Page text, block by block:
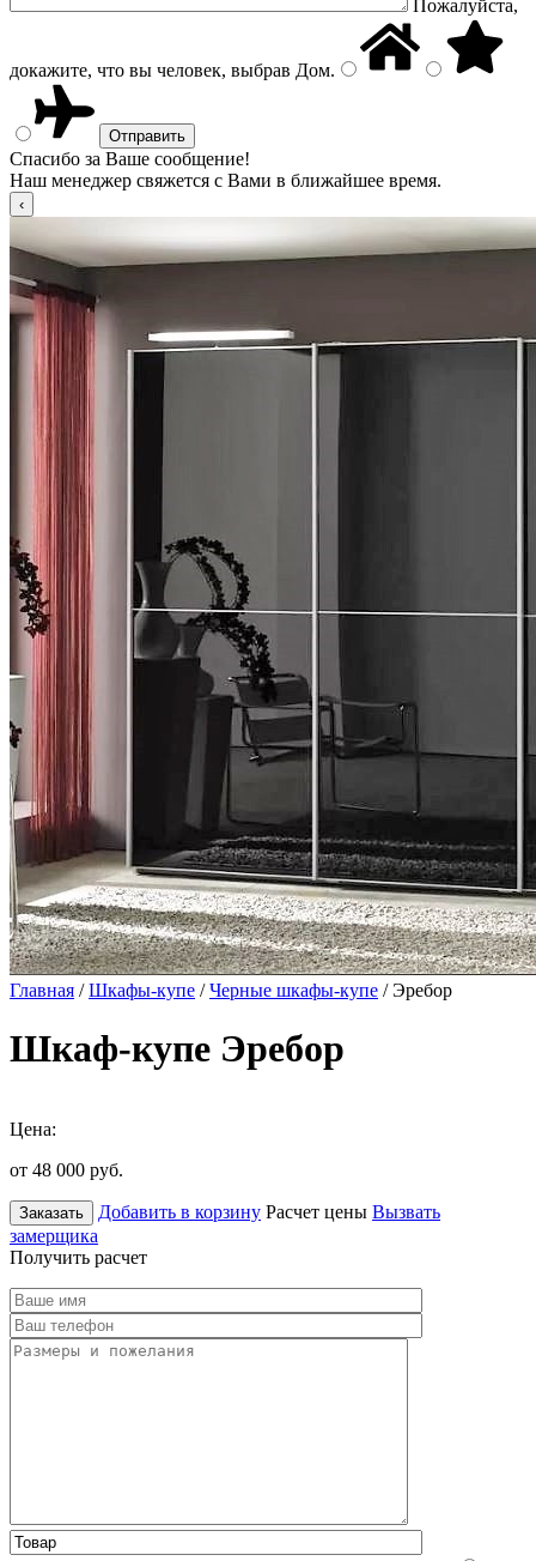
Пожалуйста,
докажите, что вы человек, выбрав Дом.
Спасибо за Ваше сообщение!
Наш менеджер свяжется с Вами в ближайшее время.
Главная /Шкафы-купе /Черные шкафы-купе / Эребор
Шкаф-купе Эребор
Цена:
от 48 000 руб.
Заказать Добавить в корзину Расчет цены Вызвать
замерщика
Получить расчет